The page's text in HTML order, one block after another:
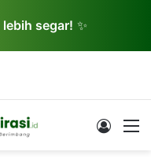
lebih segar! ✨
Log In